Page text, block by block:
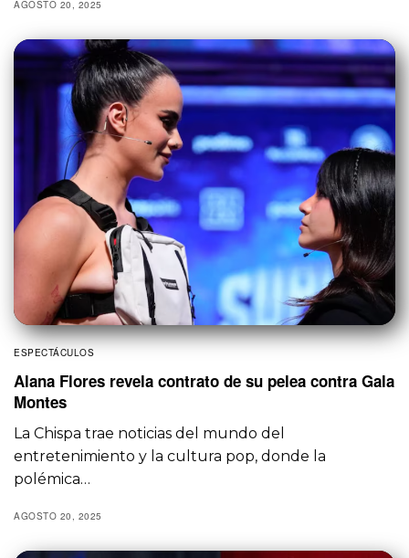
AGOSTO 20, 2025
ESPECTÁCULOS
Alana Flores revela contrato de su pelea contra Gala
Montes
La Chispa trae noticias del mundo del
entretenimiento y la cultura pop, donde la
polémica…
AGOSTO 20, 2025